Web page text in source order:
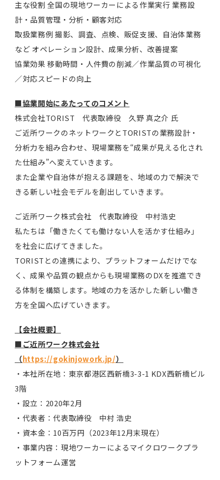
主な役割 全国の現地ワーカーによる作業実行 業務設
計・品質管理・分析・顧客対応
取扱業務例 撮影、調査、点検、販促支援、自治体業務
など オペレーション設計、成果分析、改善提案
協業効果 移動時間・人件費の削減／作業品質の可視化
／対応スピードの向上
■協業開始にあたってのコメント
株式会社TORIST 代表取締役 久野 真之介 氏
ご近所ワークのネットワークとTORISTの業務設計・
分析力を組み合わせ、現場業務を“成果が見える化され
た仕組み”へ変えていきます。
また企業や自治体が抱える課題を、地域の力で解決で
きる新しい社会モデルを創出していきます。
ご近所ワーク株式会社 代表取締役 中村浩史
私たちは「働きたくても働けない人を活かす仕組み」
を社会に広げてきました。
TORISTとの連携により、プラットフォームだけでな
く、成果や品質の観点からも現場業務のDXを推進でき
る体制を構築します。地域の力を活かした新しい働き
方を全国へ広げていきます。
【会社概要】
■ご近所ワーク株式会社
（https://gokinjowork.jp/）
・本社所在地：東京都港区西新橋3-3-1 KDX西新橋ビル
3階
・設立：2020年2月
・代表者：代表取締役 中村 浩史
・資本金：10百万円（2023年12月末現在）
・事業内容：現地ワーカーによるマイクロワークプラ
ットフォーム運営